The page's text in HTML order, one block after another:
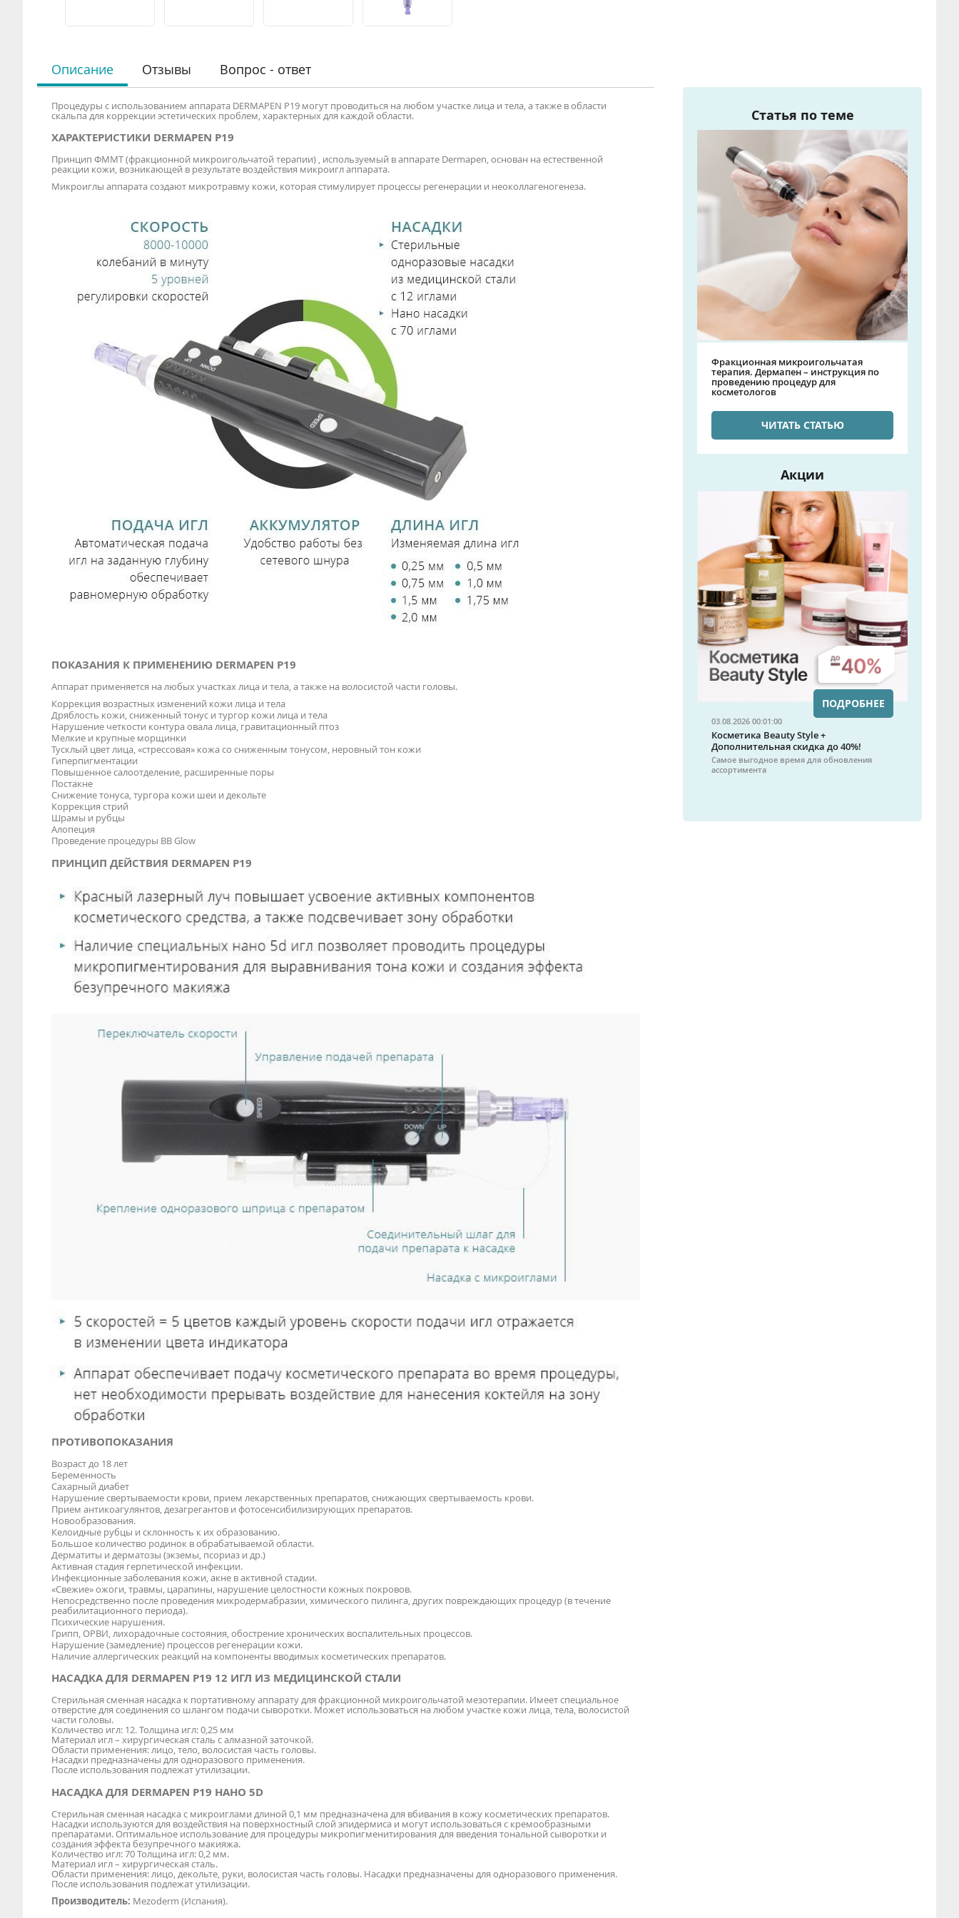
Описание
Процедуры с использованием аппарата DERMAPEN Р19 могут проводиться на любом участке лица и тела, а также в области
скальпа для коррекции эстетических проблем, характерных для каждой области.
ХАРАКТЕРИСТИКИ DERMAPEN Р19
Принцип ФММТ (фракционной микроигольчатой терапии) , используемый в аппарате Dermapen, основан на естественной
реакции кожи, возникающей в результате воздействия микроигл аппарата.
Микроиглы аппарата создают микротравму кожи, которая стимулирует процессы регенерации и неоколлагеногенеза.
ПОКАЗАНИЯ К ПРИМЕНЕНИЮ DERMAPEN Р19
Аппарат применяется на любых участках лица и тела, а также на волосистой части головы.
Коррекция возрастных изменений кожи лица и тела
Дряблость кожи, сниженный тонус и тургор кожи лица и тела
Нарушение четкости контура овала лица, гравитационный птоз
Мелкие и крупные морщинки
Тусклый цвет лица, «стрессовая» кожа со сниженным тонусом, неровный тон кожи
Гиперпигментации
Повышенное салоотделение, расширенные поры
Постакне
Снижение тонуса, тургора кожи шеи и декольте
Коррекция стрий
Шрамы и рубцы
Алопеция
Проведение процедуры BB Glow
ПРИНЦИП ДЕЙСТВИЯ DERMAPEN Р19
ПРОТИВОПОКАЗАНИЯ
Возраст до 18 лет
Беременность
Сахарный диабет
Нарушение свертываемости крови, прием лекарственных препаратов, снижающих свертываемость крови.
Прием антикоагулянтов, дезагрегантов и фотосенсибилизирующих препаратов.
Новообразования.
Келоидные рубцы и склонность к их образованию.
Большое количество родинок в обрабатываемой области.
Дерматиты и дерматозы (экземы, псориаз и др.)
Активная стадия герпетической инфекции.
Инфекционные заболевания кожи, акне в активной стадии.
«Свежие» ожоги, травмы, царапины, нарушение целостности кожных покровов.
Непосредственно после проведения микродермабразии, химического пилинга, других повреждающих процедур (в течение
реабилитационного периода).
Психические нарушения.
Грипп, ОРВИ, лихорадочные состояния, обострение хронических воспалительных процессов.
Нарушение (замедление) процессов регенерации кожи.
Наличие аллергических реакций на компоненты вводимых косметических препаратов.
НАСАДКА ДЛЯ DERMAPEN Р19 12 ИГЛ ИЗ МЕДИЦИНСКОЙ СТАЛИ
Стерильная сменная насадка к портативному аппарату для фракционной микроигольчатой мезотерапии. Имеет специальное
отверстие для соединения со шлангом подачи сыворотки. Может использоваться на любом участке кожи лица, тела, волосистой
части головы.
Количество игл: 12. Толщина игл: 0,25 мм
Материал игл – хирургическая сталь с алмазной заточкой.
Области применения: лицо, тело, волосистая часть головы.
Насадки предназначены для одноразового применения.
После использования подлежат утилизации.
НАСАДКА ДЛЯ DERMAPEN Р19 НАНО 5D
Стерильная сменная насадка с микроиглами длиной 0,1 мм предназначена для вбивания в кожу косметических препаратов.
Насадки используются для воздействия на поверхностный слой эпидермиса и могут использоваться с кремообразными
препаратами. Оптимальное использование для процедуры микропигменитирования для введения тональной сыворотки и
создания эффекта безупречного макияжа.
Количество игл: 70 Толщина игл: 0,2 мм.
Материал игл – хирургическая сталь.
Области применения: лицо, декольте, руки, волосистая часть головы. Насадки предназначены для одноразового применения.
После использования подлежат утилизации.
Производитель: Mezoderm (Испания).
Отзывы Вопрос - ответ
Статья по теме
Фракционная микроигольчатая
терапия. Дермапен – инструкция по
проведению процедур для
косметологов
ЧИТАТЬ СТАТЬЮ
Акции
03.08.2026 00:01:00
Косметика Beauty Style +
Дополнительная скидка до 40%!
Самое выгодное время для обновления
ассортимента
ПОДРОБНЕЕ